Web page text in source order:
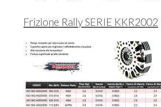
Frizione Rally SERIE KKR2002